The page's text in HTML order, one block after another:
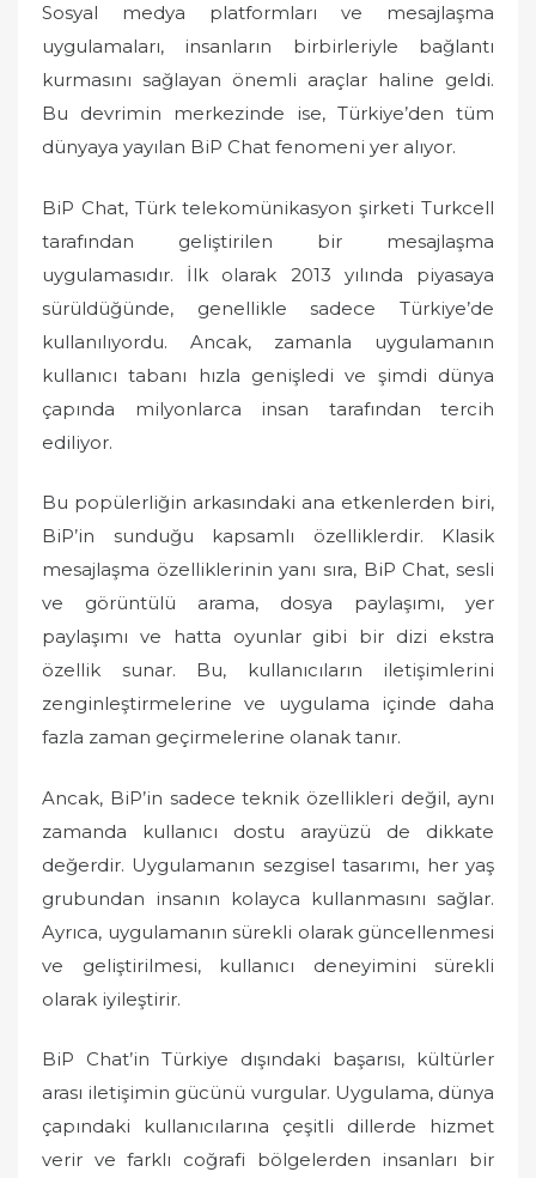
Sosyal medya platformları ve mesajlaşma
uygulamaları, insanların birbirleriyle bağlantı
kurmasını sağlayan önemli araçlar haline geldi.
Bu devrimin merkezinde ise, Türkiye’den tüm
dünyaya yayılan BiP Chat fenomeni yer alıyor.
BiP Chat, Türk telekomünikasyon şirketi Turkcell
tarafından geliştirilen bir mesajlaşma
uygulamasıdır. İlk olarak 2013 yılında piyasaya
sürüldüğünde, genellikle sadece Türkiye’de
kullanılıyordu. Ancak, zamanla uygulamanın
kullanıcı tabanı hızla genişledi ve şimdi dünya
çapında milyonlarca insan tarafından tercih
ediliyor.
Bu popülerliğin arkasındaki ana etkenlerden biri,
BiP’in sunduğu kapsamlı özelliklerdir. Klasik
mesajlaşma özelliklerinin yanı sıra, BiP Chat, sesli
ve görüntülü arama, dosya paylaşımı, yer
paylaşımı ve hatta oyunlar gibi bir dizi ekstra
özellik sunar. Bu, kullanıcıların iletişimlerini
zenginleştirmelerine ve uygulama içinde daha
fazla zaman geçirmelerine olanak tanır.
Ancak, BiP’in sadece teknik özellikleri değil, aynı
zamanda kullanıcı dostu arayüzü de dikkate
değerdir. Uygulamanın sezgisel tasarımı, her yaş
grubundan insanın kolayca kullanmasını sağlar.
Ayrıca, uygulamanın sürekli olarak güncellenmesi
ve geliştirilmesi, kullanıcı deneyimini sürekli
olarak iyileştirir.
BiP Chat’in Türkiye dışındaki başarısı, kültürler
arası iletişimin gücünü vurgular. Uygulama, dünya
çapındaki kullanıcılarına çeşitli dillerde hizmet
verir ve farklı coğrafi bölgelerden insanları bir